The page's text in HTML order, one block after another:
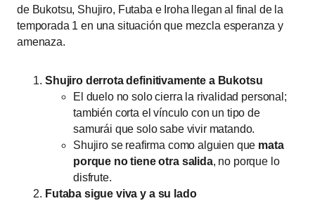
de Bukotsu, Shujiro, Futaba e Iroha llegan al final de la
temporada 1 en una situación que mezcla esperanza y
amenaza.
Shujiro derrota definitivamente a Bukotsu
El duelo no solo cierra la rivalidad personal;
también corta el vínculo con un tipo de
samurái que solo sabe vivir matando.
Shujiro se reafirma como alguien que mata
porque no tiene otra salida, no porque lo
disfrute.
Futaba sigue viva y a su lado